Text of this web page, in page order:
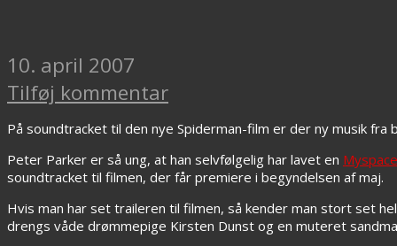
10. april 2007
Tilføj kommentar
På soundtracket til den nye Spiderman-film er der ny musik fra
Peter Parker er så ung, at han selvfølgelig har lavet en
soundtracket til filmen, der får premiere i begyndelsen af maj.
Hvis man har set traileren til filmen, så kender man stort set
drengs våde drømmepige Kirsten Dunst og en muteret